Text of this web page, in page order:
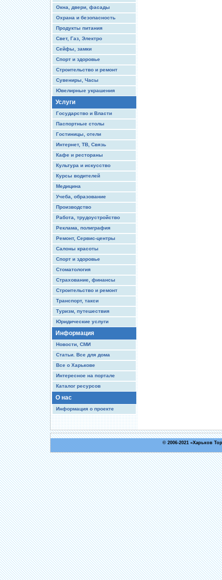
Окна, двери, фасады
Охрана и безопасность
Продукты питания
Свет, Газ, Электро
Сейфы, замки
Спорт и здоровье
Строительство и ремонт
Сувениры, Часы
Ювелирные украшения
Услуги
Государство и Власти
Паспортные столы
Гостиницы, отели
Интернет, ТВ, Связь
Кафе и рестораны
Культура и искусство
Курсы водителей
Медицина
Учеба, образование
Производство
Работа, трудоустройство
Реклама, полиграфия
Ремонт, Сервис-центры
Салоны красоты
Спорт и здоровье
Стоматология
Страхование, финансы
Строительство и ремонт
Транспорт, такси
Туризм, путешествия
Юридические услуги
Информация
Новости, СМИ
Статьи. Все для дома
Все о Харькове
Интересное на портале
Каталог ресурсов
О нас
Информация о проекте
© 2006-2021 «Харьков